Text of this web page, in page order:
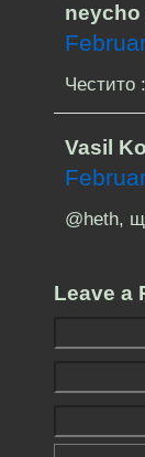
neycho
Vasil
@heth,
Leave a